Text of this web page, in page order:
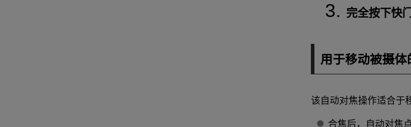
完全按下快
用于移动被摄
该自动对焦操作适合于
合焦后，自动对焦